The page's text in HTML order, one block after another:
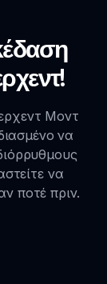
Μοντ
να
να
ποτέ πριν.